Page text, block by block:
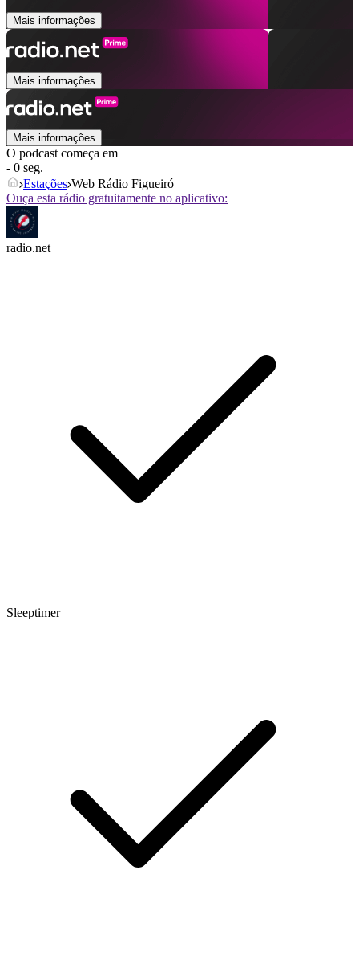
Mais informações
Mais informações
Mais informações
O podcast começa em
- 0 seg.
Estações Web Rádio Figueiró
Ouça esta rádio gratuitamente no aplicativo:
radio.net
Sleeptimer